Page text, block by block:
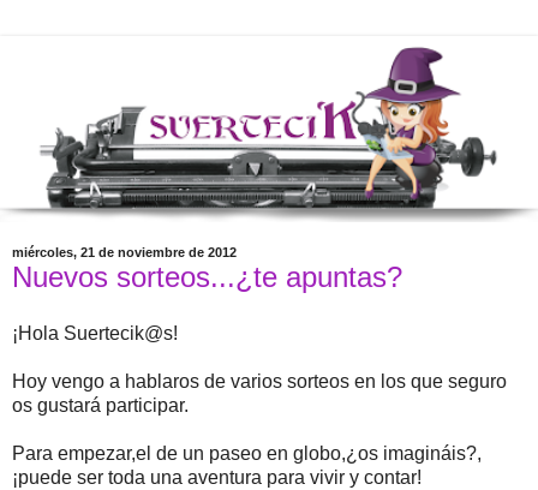
miércoles, 21 de noviembre de 2012
Nuevos sorteos...¿te apuntas?
¡Hola Suertecik@s!
Hoy vengo a hablaros de varios sorteos en los que seguro
os gustará participar.
Para empezar,el de un paseo en globo,¿os imagináis?,
¡puede ser toda una aventura para vivir y contar!